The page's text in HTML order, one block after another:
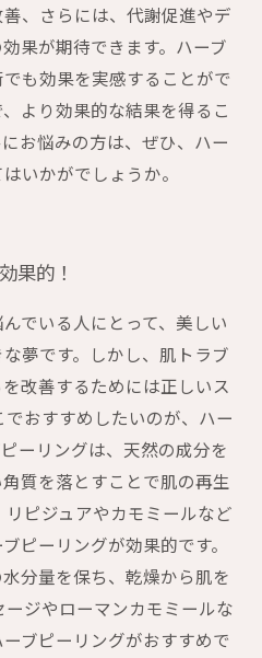
、さらには、代謝促進やデ
果が期待できます。ハーブ
も効果を実感することがで
より効果的な結果を得るこ
お悩みの方は、ぜひ、ハー
いかがでしょうか。
果的！
でいる人にとって、美しい
夢です。しかし、肌トラブ
改善するためには正しいス
おすすめしたいのが、ハー
ーリングは、天然の成分を
質を落とすことで肌の再生
ピジュアやカモミールなど
ピーリングが効果的です。
分量を保ち、乾燥から肌を
ジやローマンカモミールな
ブピーリングがおすすめで